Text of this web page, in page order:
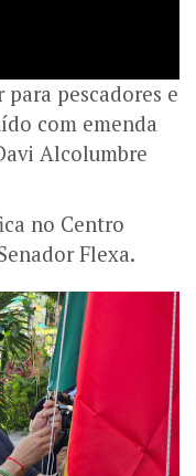
pescadores e
com emenda
Alcolumbre
no Centro
Flexa.